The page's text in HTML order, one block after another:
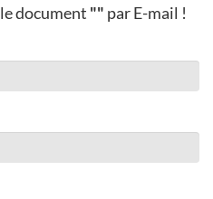
le document "" par E-mail !